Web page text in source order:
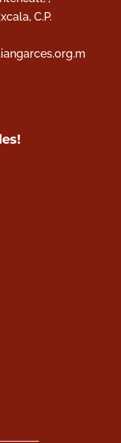
C.P.